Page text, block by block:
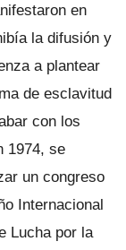
en
la difusión y
a plantear
de esclavitud
con los
1974, se
un congreso
Internacional
Lucha por la